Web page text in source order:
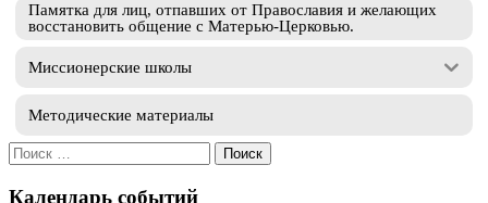
Памятка для лиц, отпавших от Православия и желающих
восстановить общение с Матерью-Церковью.
Миссионерские школы
Методические материалы
Искать:
Календарь событий